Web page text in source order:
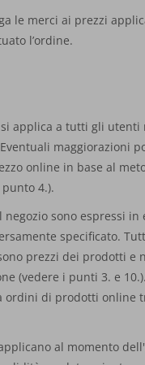
le merci ai prezzi
l’ordine.
applica a tutti gli utenti
maggiorazioni
online in base al
4.).
sono espressi in
specificato.
prezzi dei prodotti e
(vedere i punti 3. e
ordini di prodotti online
al momento